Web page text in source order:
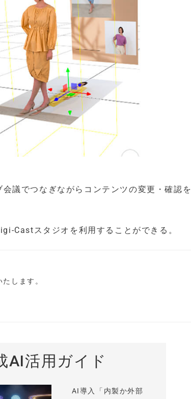
議でつなぎながらコンテンツの変更・確認を
Castスタジオを利用することができる。
します。
AI活用ガイド
AI導入「内製か外部